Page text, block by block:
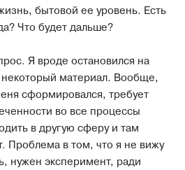
бытовой ее уровень. Есть
Что будет дальше?
Я вроде остановился на
материал. Вообще,
сформировался, требует
во все процессы
в другую сферу и там
Проблема в том, что я не вижу
нужен эксперимент, ради